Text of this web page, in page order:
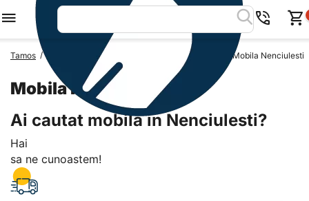
Tamos / Mobila Romania Mobila Judetul Teleorman Mobila Nenciulesti
Mobila Nenciulesti
Ai cautat mobila in Nenciulesti?
Hai
sa ne cunoastem!